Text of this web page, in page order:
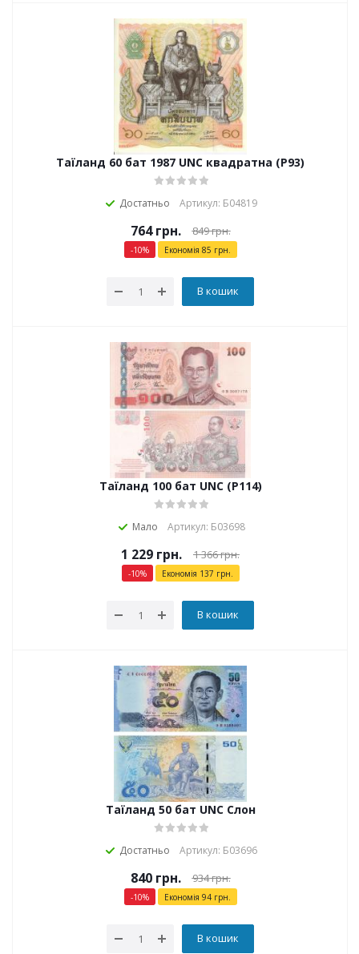
Таїланд 60 бат 1987 UNC квадратна (P93)
Достатньо Артикул: Б04819
764грн. 849грн.
-10% Економія 85 грн.
В кошик
Таїланд 100 бат UNC (P114)
Мало Артикул: Б03698
1 229 грн. 1 366грн.
-10% Економія 137 грн.
В кошик
Таїланд 50 бат UNC Слон
Достатньо Артикул: Б03696
840грн. 934грн.
-10% Економія 94грн.
В кошик